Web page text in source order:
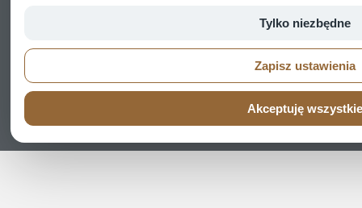
Tylko niezbędne
Zapisz ustawienia
Akceptuję wszystkie